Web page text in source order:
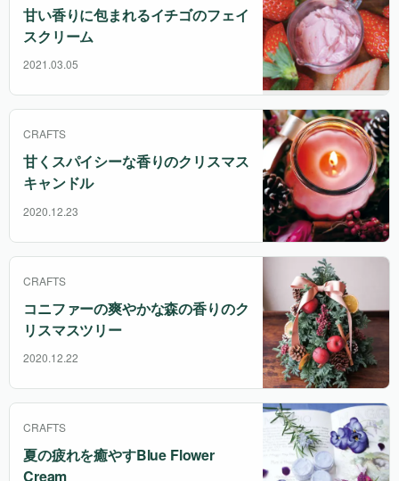
甘い香りに包まれるイチゴのフェイ
スクリーム
2021.03.05
CRAFTS
甘くスパイシーな香りのクリスマス
キャンドル
2020.12.23
CRAFTS
コニファーの爽やかな森の香りのク
リスマスツリー
2020.12.22
CRAFTS
夏の疲れを癒やすBlue Flower
Cream